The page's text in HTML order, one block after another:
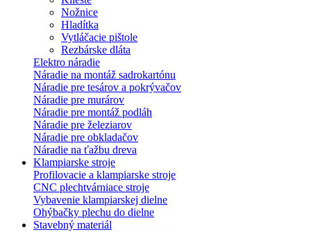
Nožnice
Hladítka
Vytláčacie pištole
Rezbárske dláta
Elektro náradie
Náradie na montáž sadrokartónu
Náradie pre tesárov a pokrývačov
Náradie pre murárov
Náradie pre montáž podláh
Náradie pre železiarov
Náradie pre obkladačov
Náradie na ťažbu dreva
Klampiarske stroje
Profilovacie a klampiarske stroje
CNC plechtvárniace stroje
Vybavenie klampiarskej dielne
Ohýbačky plechu do dielne
Stavebný materiál